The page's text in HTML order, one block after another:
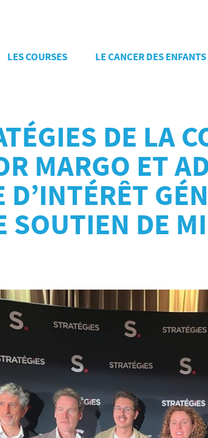
LES COURSES LE CANCER DES ENFANTS
DE LA
MARGO ET
D’INTÉRÊT
SOUTIEN DE